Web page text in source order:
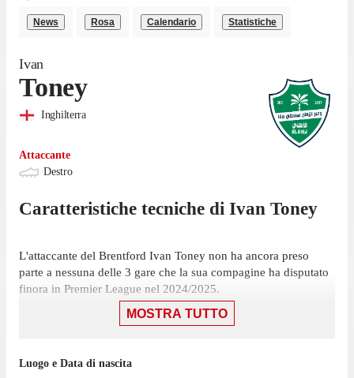
News Rosa Calendario Statistiche
Ivan
Toney
Inghilterra
Attaccante
Destro
Caratteristiche tecniche di Ivan Toney
L'attaccante del Brentford Ivan Toney non ha ancora preso
parte a nessuna delle 3 gare che la sua compagine ha disputato
finora in Premier League nel 2024/2025.
L'ultima presenza di Toney risale al 19 maggio 2024, contro il
MOSTRA TUTTO
Luogo e Data di nascita